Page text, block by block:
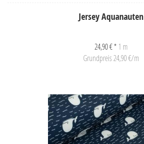
Jersey Aquanauten
24,90 € * 1 m
Grundpreis 24,90 €/m